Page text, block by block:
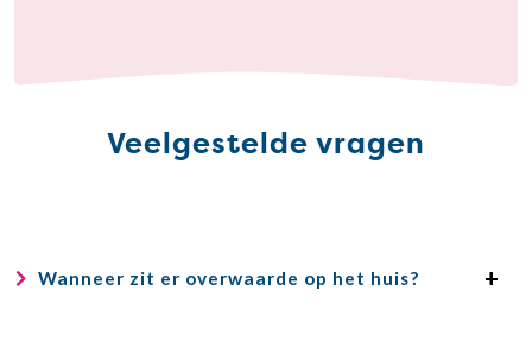
Veelgestelde vragen
Wanneer zit er overwaarde op het huis?